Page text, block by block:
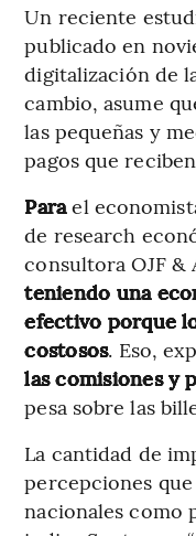
Un reciente
publicado en
digitalización de
cambio, asume
las pequeñas y
pagos que
Parael
de research
consultora OJF &
teniendo una
efectivo porque
costosos. Eso,
las comisiones y
pesa sobre las
La cantidad de
percepciones
nacionales como